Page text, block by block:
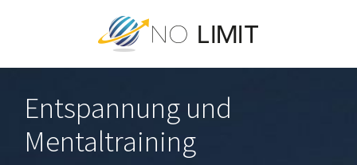
content
Entspannung und
Mentaltraining